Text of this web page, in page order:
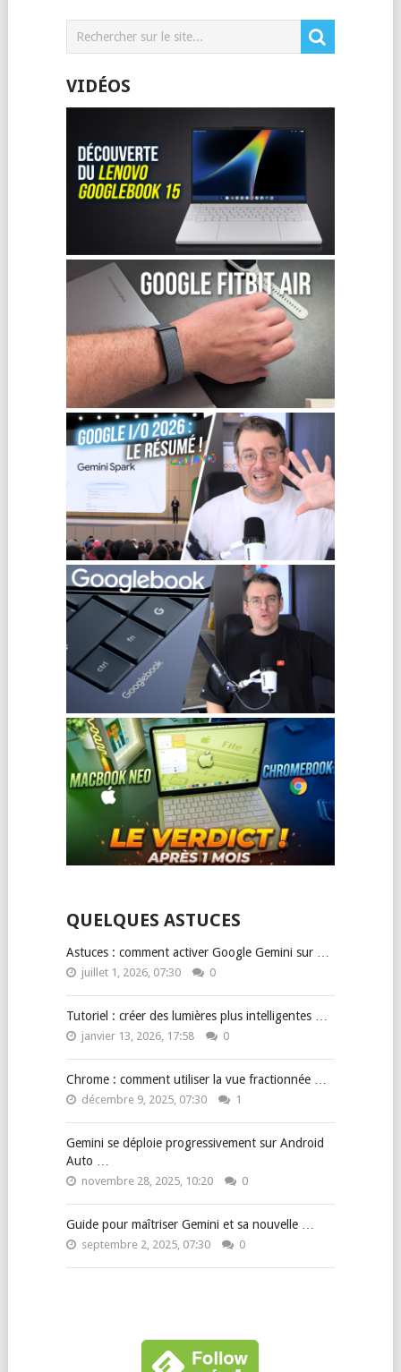
VIDÉOS
QUELQUES ASTUCES
Astuces : comment activer Google Gemini sur …
juillet 1, 2026, 07:30 0
Tutoriel : créer des lumières plus intelligentes …
janvier 13, 2026, 17:58 0
Chrome : comment utiliser la vue fractionnée …
décembre 9, 2025, 07:30 1
Gemini se déploie progressivement sur Android
Auto …
novembre 28, 2025, 10:20 0
Guide pour maîtriser Gemini et sa nouvelle …
septembre 2, 2025, 07:30 0